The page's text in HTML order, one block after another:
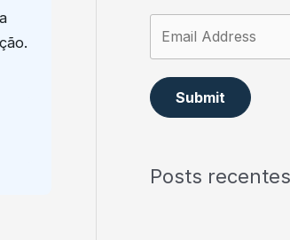
Submit
Posts recentes